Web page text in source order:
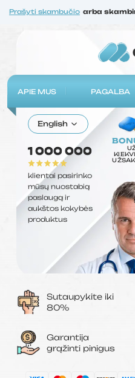
Prašyti skambučio arba
APIE MUS PAGALBA
English
1 000 000
klientai pasirinko
mūsų nuostabią
paslaugą ir
aukštos kokybės
produktus
Sutaupykite iki
80%
Garantija
grąžinti pinigus